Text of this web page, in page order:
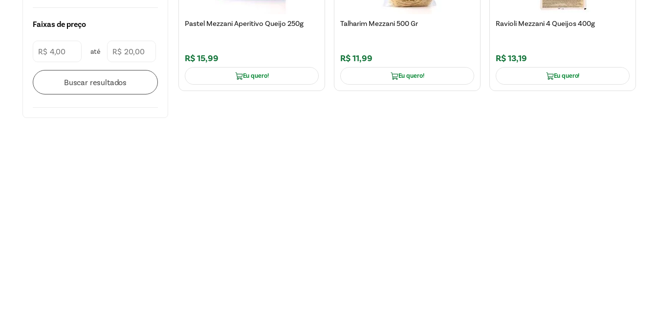
Faixas de preço
R$ R$
Pastel Mezzani Aperitivo Queijo 250g
R$15,99
Eu quero!
Talharim Mezzani 500 Gr
R$11,99
Eu quero!
Ravioli Mezzani 4 Queijos 400g
R$13,19
Eu quero!